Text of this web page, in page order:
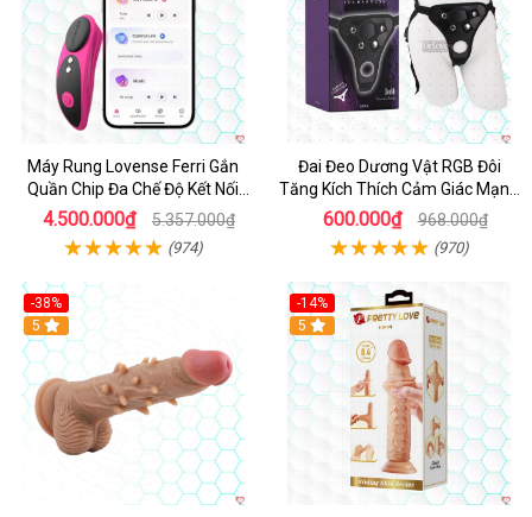
Máy Rung Lovense Ferri Gắn
Quần Chip Đa Chế Độ Kết Nối
App
4.500.000₫ 5.357.000₫
(974)
Đai Đeo Dương Vật RGB Đôi
Tăng Kích Thích Cảm Giác Mạnh
Mẽ
600.000₫ 968.000₫
(970)
-38%
5
-14%
5